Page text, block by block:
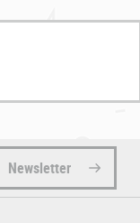
Newsletter